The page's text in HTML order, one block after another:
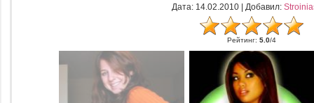
Дата: 14.02.2010 | Добавил:
Рейтинг: 5.0/4